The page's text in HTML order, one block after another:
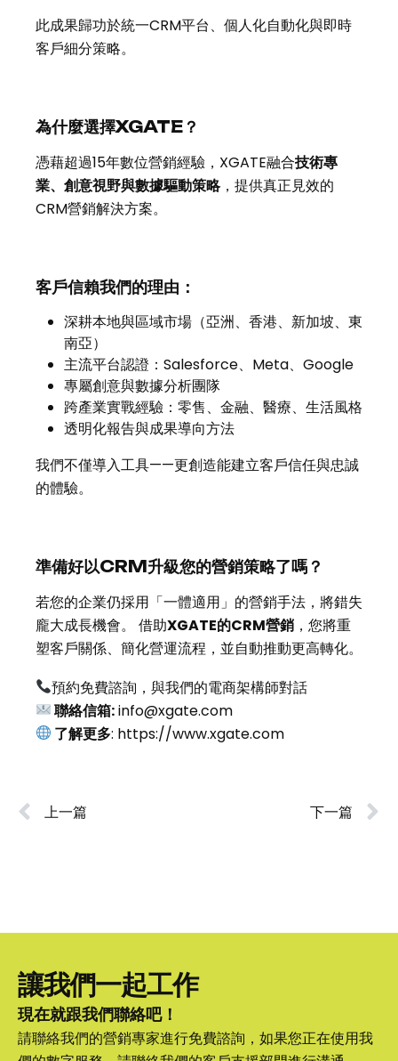
此成果歸功於統一CRM平台、個人化自動化與即時
客戶細分策略。
為什麼選擇XGATE？
憑藉超過15年數位營銷經驗，XGATE融合技術專
業、創意視野與數據驅動策略，提供真正見效的
CRM營銷解決方案。
客戶信賴我們的理由：
深耕本地與區域市場（亞洲、香港、新加坡、東
南亞）
主流平台認證：Salesforce、Meta、Google
專屬創意與數據分析團隊
跨產業實戰經驗：零售、金融、醫療、生活風格
透明化報告與成果導向方法
我們不僅導入工具——更創造能建立客戶信任與忠誠
的體驗。
準備好以CRM升級您的營銷策略了嗎？
若您的企業仍採用「一體適用」的營銷手法，將錯失
龐大成長機會。 借助XGATE的CRM營銷 ，您將重
塑客戶關係、簡化營運流程，並自動推動更高轉化。
預約免費諮詢，與我們的電商架構師對話
聯絡信箱:info@xgate.com
了解更多: https://www.xgate.com
上一篇 下一篇
讓我們一起工作
現在就跟我們聯絡吧！
請聯絡我們的營銷專家進行免費諮詢，如果您正在使用我